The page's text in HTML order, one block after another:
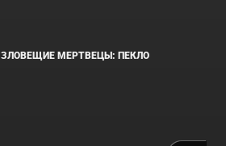
ЗЛОВЕЩИЕ МЕРТВЕЦЫ: ПЕКЛО